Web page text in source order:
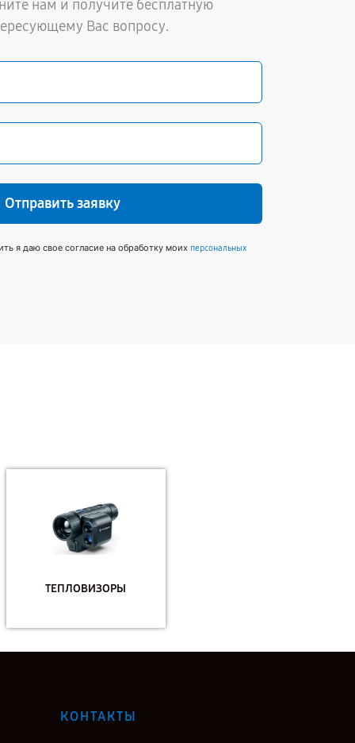
нам и получите бесплатную
Вас вопросу.
Отправить заявку
я даю свое согласие на обработку моих персональных
ТЕПЛОВИЗОРЫ
КОНТАКТЫ